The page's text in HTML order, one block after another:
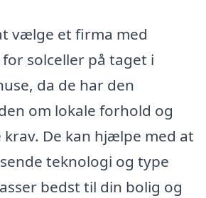
vælge et firma med
solceller på taget i
da de har den
om lokale forhold og
De kan hjælpe med at
teknologi og type
bedst til din bolig og